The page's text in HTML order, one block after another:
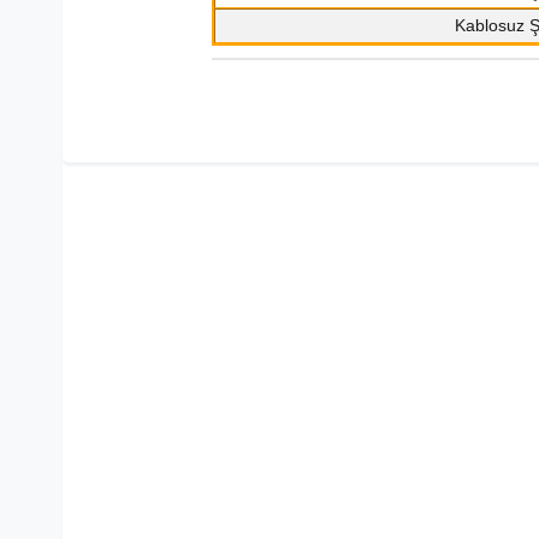
Kablosuz